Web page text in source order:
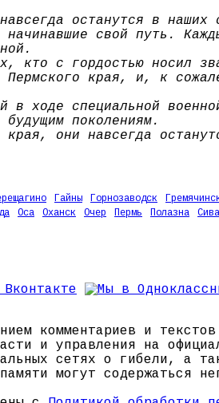
останутся в
начинавшие свой путь.
кто с гордостью носил
Пермского края, и, к
в ходе специальной
поколениям.
они навсегда
Гайны Горнозаводск
Оса Оханск Очер Пермь Полазна Сива
комментариев и
и управления на
сетях о гибели, а
могут содержаться